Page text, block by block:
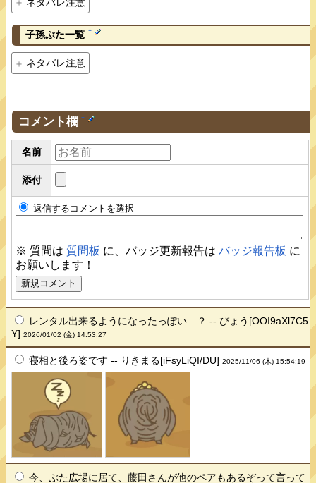
子孫ぶた一覧 †
ネタバレ注意
コメント欄 †
名前
添付
返信するコメントを選択
※ 質問は 質問板 に、バッジ更新報告はバッジ報告板 に
お願いします！
レンタル出来るようになったっぽい…？ -- びょう[OOI9aXl7C5
Y]2026/01/02 (金) 14:53:27
寝相と後ろ姿です -- りきまる[iFsyLiQI/DU]2025/11/06 (木) 15:54:19
今、ぶた広場に居て、藤田さんが他のペアもあるぞって言って